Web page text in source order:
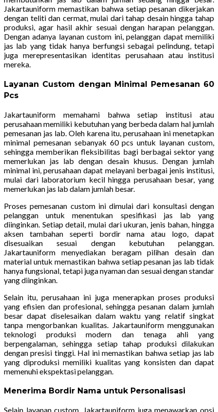
Jakartauniform memastikan bahwa setiap pesanan dikerjakan
dengan teliti dan cermat, mulai dari tahap desain hingga tahap
produksi, agar hasil akhir sesuai dengan harapan pelanggan.
Dengan adanya layanan custom ini, pelanggan dapat memiliki
jas lab yang tidak hanya berfungsi sebagai pelindung, tetapi
juga merepresentasikan identitas perusahaan atau institusi
mereka.
Layanan Custom dengan Minimal Pemesanan 60
Pcs
Jakartauniform memahami bahwa setiap institusi atau
perusahaan memiliki kebutuhan yang berbeda dalam hal jumlah
pemesanan jas lab. Oleh karena itu, perusahaan ini menetapkan
minimal pemesanan sebanyak 60 pcs untuk layanan custom,
sehingga memberikan fleksibilitas bagi berbagai sektor yang
memerlukan jas lab dengan desain khusus. Dengan jumlah
minimal ini, perusahaan dapat melayani berbagai jenis institusi,
mulai dari laboratorium kecil hingga perusahaan besar, yang
memerlukan jas lab dalam jumlah besar.
Proses pemesanan custom ini dimulai dari konsultasi dengan
pelanggan untuk menentukan spesifikasi jas lab yang
diinginkan. Setiap detail, mulai dari ukuran, jenis bahan, hingga
aksen tambahan seperti bordir nama atau logo, dapat
disesuaikan sesuai dengan kebutuhan pelanggan.
Jakartauniform menyediakan beragam pilihan desain dan
material untuk memastikan bahwa setiap pesanan jas lab tidak
hanya fungsional, tetapi juga nyaman dan sesuai dengan standar
yang diinginkan.
Selain itu, perusahaan ini juga menerapkan proses produksi
yang efisien dan profesional, sehingga pesanan dalam jumlah
besar dapat diselesaikan dalam waktu yang relatif singkat
tanpa mengorbankan kualitas. Jakartauniform menggunakan
teknologi produksi modern dan tenaga ahli yang
berpengalaman, sehingga setiap tahap produksi dilakukan
dengan presisi tinggi. Hal ini memastikan bahwa setiap jas lab
yang diproduksi memiliki kualitas yang konsisten dan dapat
memenuhi ekspektasi pelanggan.
Menerima Bordir Nama untuk Personalisasi
Selain layanan custom, Jakartauniform juga menawarkan opsi